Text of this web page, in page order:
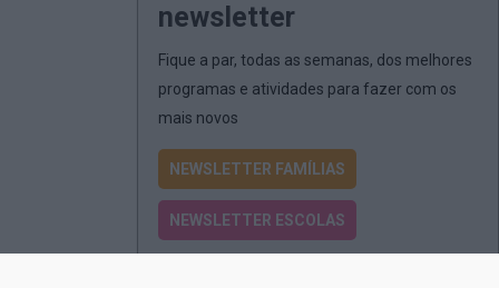
newsletter
Fique a par, todas as semanas, dos melhores
programas e atividades para fazer com os
mais novos
NEWSLETTER FAMÍLIAS
NEWSLETTER ESCOLAS